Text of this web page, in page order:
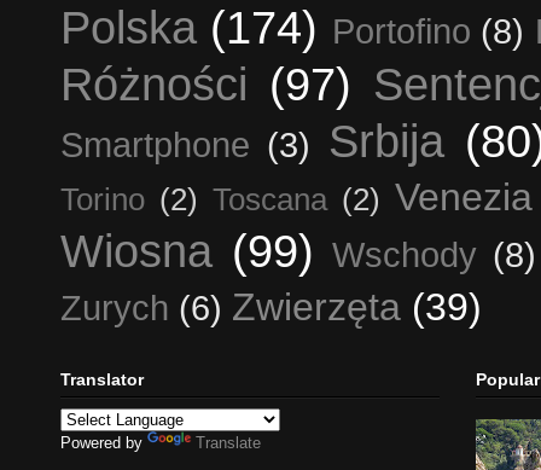
Polska (174) Portofino (8)
Różności (97)
Smartphone (3) Srbija
Torino (2) Toscana (2) Venezia
Wiosna (99) Wschody (8)
Zurych (6) Zwierzęta (39)
Translator
Powered by Translate